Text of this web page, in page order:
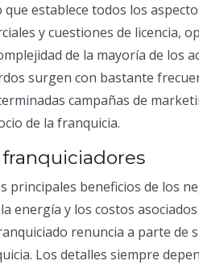
establece todos los
y cuestiones de licencia,
de la mayoría de los
surgen con bastante
campañas de
de la franquicia.
principales beneficios de los
energía y los costos
renuncia a parte de
Los detalles siempre